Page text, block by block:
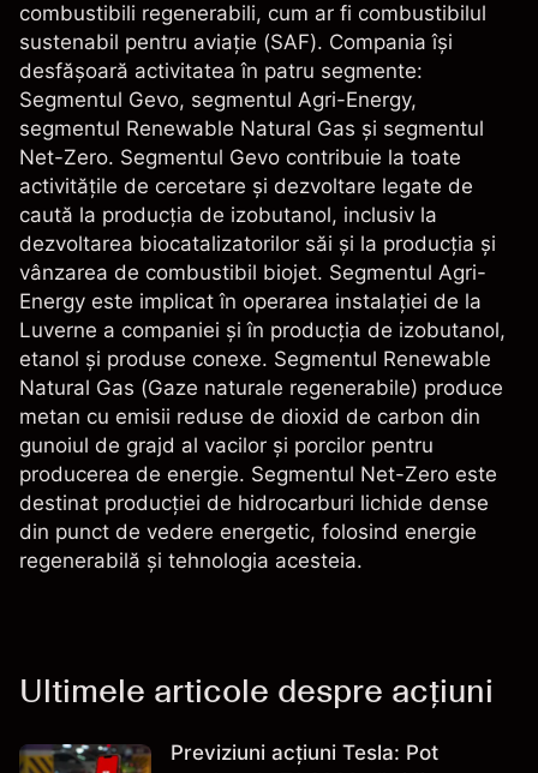
combustibili regenerabili, cum ar fi combustibilul
sustenabil pentru aviație (SAF). Compania își
desfășoară activitatea în patru segmente:
Segmentul Gevo, segmentul Agri-Energy,
segmentul Renewable Natural Gas și segmentul
Net-Zero. Segmentul Gevo contribuie la toate
activitățile de cercetare și dezvoltare legate de
caută la producția de izobutanol, inclusiv la
dezvoltarea biocatalizatorilor săi și la producția și
vânzarea de combustibil biojet. Segmentul Agri-
Energy este implicat în operarea instalației de la
Luverne a companiei și în producția de izobutanol,
etanol și produse conexe. Segmentul Renewable
Natural Gas (Gaze naturale regenerabile) produce
metan cu emisii reduse de dioxid de carbon din
gunoiul de grajd al vacilor și porcilor pentru
producerea de energie. Segmentul Net-Zero este
destinat producției de hidrocarburi lichide dense
din punct de vedere energetic, folosind energie
regenerabilă și tehnologia acesteia.
Ultimele articole despre acțiuni
Previziuni acțiuni Tesla: Pot